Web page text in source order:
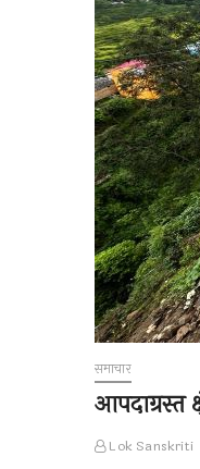
समाचार
आपदाग्रस्त
Lok Sanskriti